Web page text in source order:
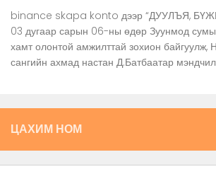
binance skapa konto дээр “ДУУЛЪЯ,
03 дугаар сарын 06-ны өдөр Зуунмод
хамт олонтой амжилттай зохион байгуулж,
сангийн ахмад настан Д.Батбаатар
ЦАХИМ НОМ